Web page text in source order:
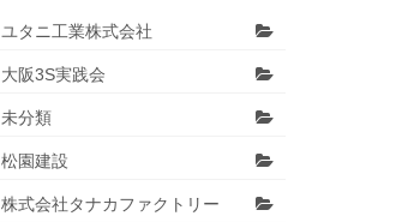
ユタニ工業株式会社
大阪3S実践会
未分類
松園建設
株式会社タナカファクトリー